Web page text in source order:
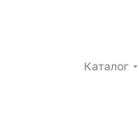
Каталог